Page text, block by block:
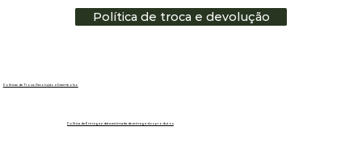
Política de Entrega e data estimada de entrega dos produtos
Políticas de Troca, Devolução e Reembolso
Política de troca e devolução